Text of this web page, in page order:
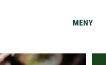
MENY